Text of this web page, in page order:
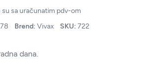
sa uračunatim pdv-om
Brend: Vivax SKU: 722
dana.